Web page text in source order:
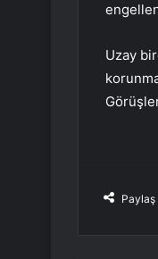
Uzay
Paylaş